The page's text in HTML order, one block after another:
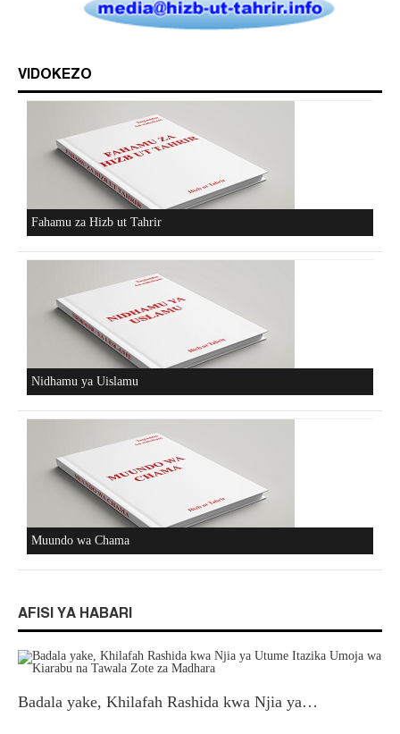
VIDOKEZO
Fahamu za Hizb ut Tahrir
Nidhamu ya Uislamu
Muundo wa Chama
AFISI YA HABARI
Badala yake, Khilafah Rashida kwa Njia ya…